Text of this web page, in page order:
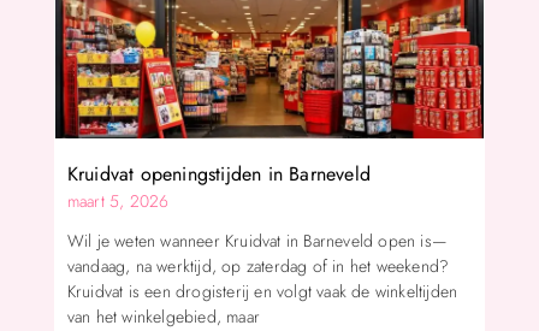
Kruidvat openingstijden in Barneveld
maart 5, 2026
Wil je weten wanneer Kruidvat in Barneveld open is—
vandaag, na werktijd, op zaterdag of in het weekend?
Kruidvat is een drogisterij en volgt vaak de winkeltijden
van het winkelgebied, maar